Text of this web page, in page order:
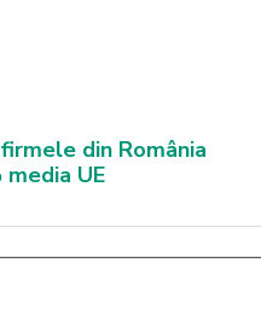
din România
UE